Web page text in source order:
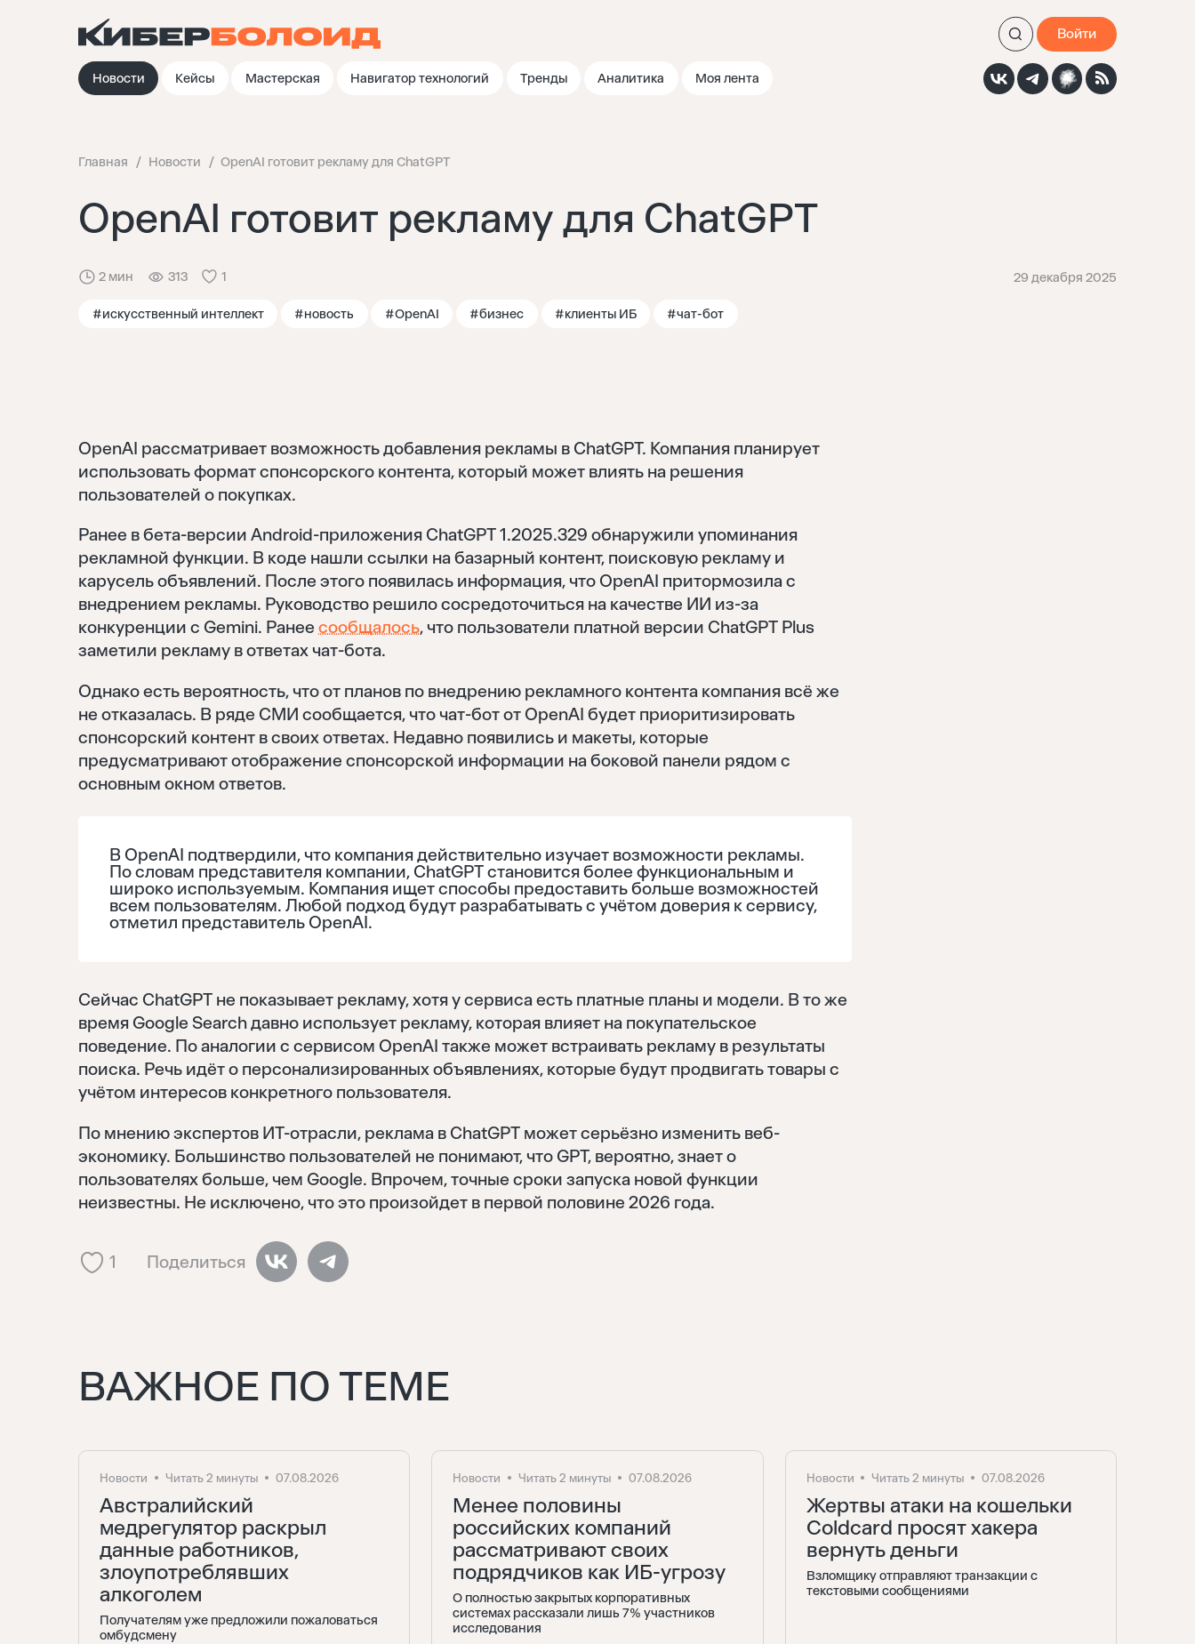
Войти
Новости Кейсы Мастерская Навигатор технологий Тренды Аналитика Моя лента
Главная Новости OpenAI готовит рекламу для ChatGPT
OpenAI готовит рекламу для ChatGPT
2 мин 313 1 29 декабря 2025
#искусственный интеллект #новость #OpenAI #бизнес #клиенты ИБ #чат-бот
OpenAI рассматривает возможность добавления рекламы в ChatGPT. Компания планирует
использовать формат спонсорского контента, который может влиять на решения
пользователей о покупках.
Ранее в бета-версии Android-приложения ChatGPT 1.2025.329 обнаружили упоминания
рекламной функции. В коде нашли ссылки на базарный контент, поисковую рекламу и
карусель объявлений. После этого появилась информация, что OpenAI притормозила с
внедрением рекламы. Руководство решило сосредоточиться на качестве ИИ из-за
конкуренции с Gemini. Ранеесообщалось, что пользователи платной версии ChatGPT Plus
заметили рекламу в ответах чат-бота.
Однако есть вероятность, что от планов по внедрению рекламного контента компания всё же
не отказалась. В ряде СМИ сообщается, что чат-бот от OpenAI будет приоритизировать
спонсорский контент в своих ответах. Недавно появились и макеты, которые
предусматривают отображение спонсорской информации на боковой панели рядом с
основным окном ответов.
В OpenAI подтвердили, что компания действительно изучает возможности рекламы.
По словам представителя компании, ChatGPT становится более функциональным и
широко используемым. Компания ищет способы предоставить больше возможностей
всем пользователям. Любой подход будут разрабатывать с учётом доверия к сервису,
отметил представитель OpenAI.
Сейчас ChatGPT не показывает рекламу, хотя у сервиса есть платные планы и модели. В то же
время Google Search давно использует рекламу, которая влияет на покупательское
поведение. По аналогии с сервисом OpenAI также может встраивать рекламу в результаты
поиска. Речь идёт о персонализированных объявлениях, которые будут продвигать товары с
учётом интересов конкретного пользователя.
По мнению экспертов ИТ-отрасли, реклама в ChatGPT может серьёзно изменить веб-
экономику. Большинство пользователей не понимают, что GPT, вероятно, знает о
пользователях больше, чем Google. Впрочем, точные сроки запуска новой функции
неизвестны. Не исключено, что это произойдет в первой половине 2026 года.
1 Поделиться
ВАЖНОЕ ПО ТЕМЕ
Новости Читать 2 минуты 07.08.2026
Австралийский
медрегулятор раскрыл
данные работников,
злоупотреблявших
алкоголем
Получателям уже предложили пожаловаться
омбудсмену
Новости Читать 2 минуты 07.08.2026
Менее половины
российских компаний
рассматривают своих
подрядчиков как ИБ-угрозу
О полностью закрытых корпоративных
системах рассказали лишь 7% участников
исследования
Новости Читать 2 минуты 07.08.2026
Жертвы атаки на кошельки
Coldcard просят хакера
вернуть деньги
Взломщику отправляют транзакции с
текстовыми сообщениями